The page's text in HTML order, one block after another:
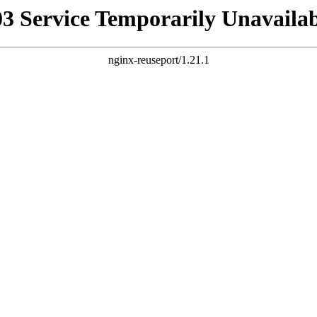
Service Temporarily
nginx-reuseport/1.21.1